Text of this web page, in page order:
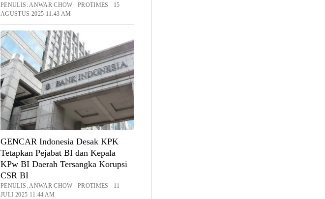
PENULIS: ANWAR CHOW PROTIMES 15
AGUSTUS 2025 11:43 AM
GENCAR Indonesia Desak KPK
Tetapkan Pejabat BI dan Kepala
KPw BI Daerah Tersangka Korupsi
CSR BI
PENULIS: ANWAR CHOW PROTIMES 11
JULI 2025 11:44 AM